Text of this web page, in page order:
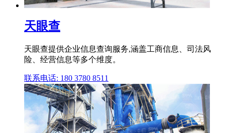
天眼查
天眼查提供企业信息查询服务,涵盖工商信息、司法风
险、经营信息等多个维度。
联系电话: 180 3780 8511